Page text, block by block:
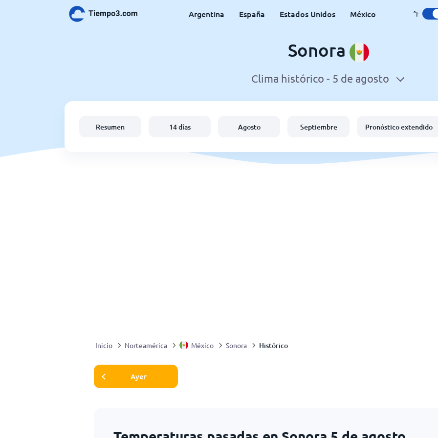
Argentina España Estados Unidos México °F
Sonora
Clima histórico - 5 de agosto
Resumen 14 días Agosto Septiembre Pronóstico extendido
Inicio Norteamérica México Sonora Histórico
Ayer